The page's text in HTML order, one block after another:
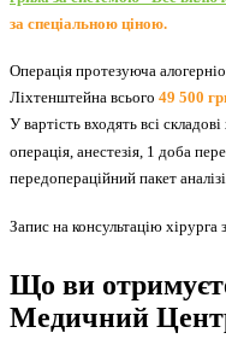
за спеціальною ціною.
Операція протезуюча
Ліхтенштейна всього 49 500
У вартість входять всі
операція, анестезія, 1 доба
передопераційний пакет
Запис на консультацію хірурга
Що ви
Медичний